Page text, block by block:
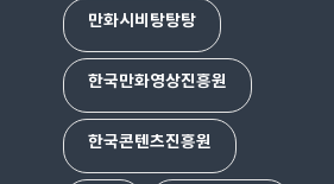
만화시비탕탕탕
한국만화영상진흥원
한국콘텐츠진흥원